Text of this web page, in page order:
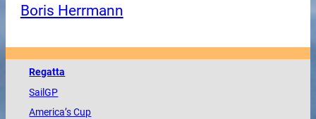
Boris Herrmann
Regatta
SailGP
America’s Cup